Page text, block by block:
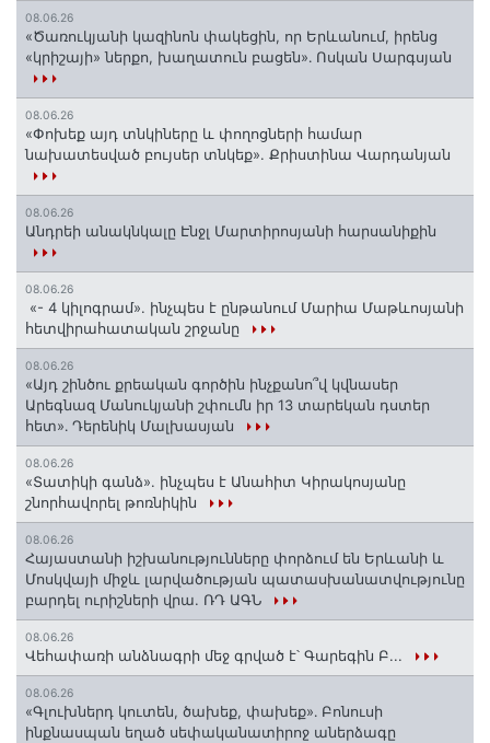
08.06.26
«Ծառուկյանի կազինոն փակեցին, որ Երևանում, իրենց
«կրիշայի» ներքո, խաղատուն բացեն»․ Ոսկան Սարգսյան
08.06.26
«Փոխեք այդ տնկիները և փողոցների համար
նախատեսված բույսեր տնկեք». Քրիստինա Վարդանյան
08.06.26
Անդրեի անակնկալը Էնջլ Մարտիրոսյանի հարսանիքին
08.06.26
«- 4 կիլոգրամ». ինչպես է ընթանում Մարիա Մաթևոսյանի
հետվիրահատական շրջանը
08.06.26
«Այդ շինծու քրեական գործին ինչքանո՞վ կվնասեր
Արեգնազ Մանուկյանի շփումն իր 13 տարեկան դստեր
հետ»․ Դերենիկ Մալխասյան
08.06.26
«Տատիկի գանձ». ինչպես է Անահիտ Կիրակոսյանը
շնորհավորել թոռնիկին
08.06.26
Հայաստանի իշխանությունները փորձում են Երևանի և
Մոսկվայի միջև լարվածության պատասխանատվությունը
բարդել ուրիշների վրա. ՌԴ ԱԳՆ
08.06.26
Վեհափառի անձնագրի մեջ գրված է՝ Գարեգին Բ...
08.06.26
«Գլուխներդ կուտեն, ծախեք, փախեք»․ Բոնուսի
ինքնասպան եղած սեփականատիրոջ աներձագը